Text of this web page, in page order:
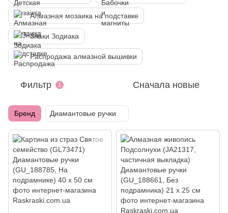
Алмазная мозаика на подставке
Знаки Зодиака
Распродажа алмазной вышивки
Фильтр 1 Сначала новые
Бренд Диамантовые ручки